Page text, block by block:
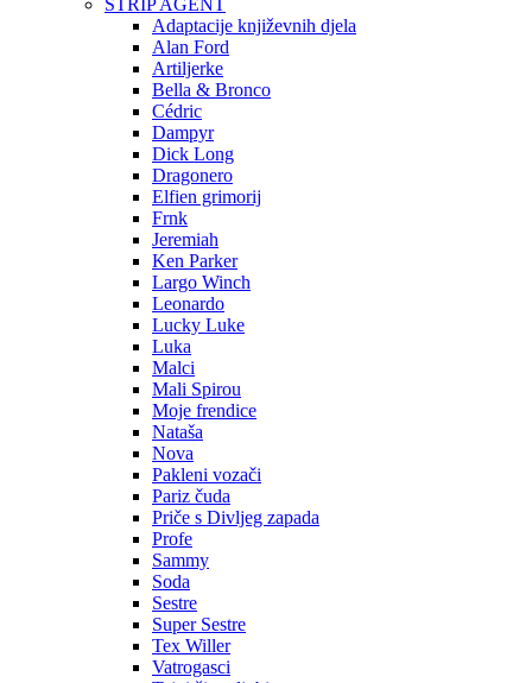
STRIP AGENT
Adaptacije književnih djela
Alan Ford
Artiljerke
Bella & Bronco
Cédric
Dampyr
Dick Long
Dragonero
Elfien grimorij
Frnk
Jeremiah
Ken Parker
Largo Winch
Leonardo
Lucky Luke
Luka
Malci
Mali Spirou
Moje frendice
Nataša
Nova
Pakleni vozači
Pariz čuda
Priče s Divljeg zapada
Profe
Sammy
Soda
Sestre
Super Sestre
Tex Willer
Vatrogasci